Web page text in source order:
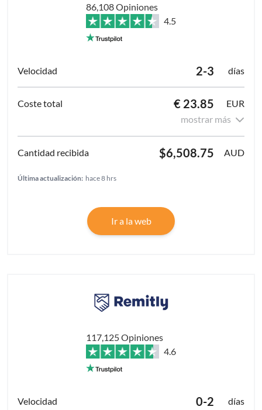
86,108 Opiniones
4.5
2-3 días
€ 23.85
EUR
mostrar más
$6,508.75 AUD
Última actualización: hace 8 hrs
Ir a la web
117,125 Opiniones
4.6
0-2 días